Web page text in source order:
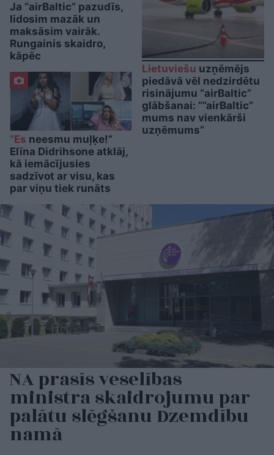
Ja “airBaltic” pazudīs,
lidosim mazāk un
maksāsim vairāk.
Rungainis skaidro,
kāpēc
“Es neesmu muļķe!”
Elīna Didrihsone atklāj,
kā iemācījusies
sadzīvot ar visu, kas
par viņu tiek runāts
Lietuviešu uzņēmējs
piedāvā vēl nedzirdētu
risinājumu “airBaltic”
glābšanai: “”airBaltic”
mums nav vienkārši
uzņēmums”
NA prasīs veselības
ministra skaidrojumu par
palātu slēgšanu Dzemdību
namā